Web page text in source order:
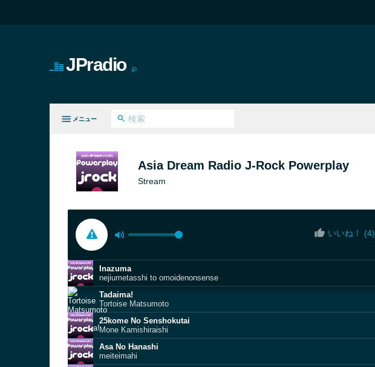
JPradio .jp
メニュー
Asia Dream Radio J-Rock Powerplay
Stream
いいね！ (4)
Inazuma
nejiumetasshi to omoidenonsense
Tadaima!
Tortoise Matsumoto
25kome No Senshokutai
Mone Kamishiraishi
Asa No Hanashi
meiteimahi